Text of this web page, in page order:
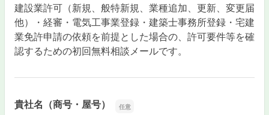
建設業許可（新規、般特新規、業種追加、更新、変更届
他）・経審・電気工事業登録・建築士事務所登録・宅建
業免許申請の依頼を前提とした場合の、許可要件等を確
認するための初回無料相談メールです。
貴社名（商号・屋号）